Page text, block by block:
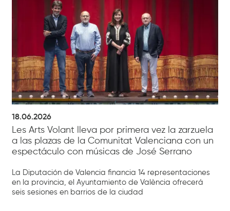
18.06.2026
Les Arts Volant lleva por primera vez la zarzuela
a las plazas de la Comunitat Valenciana con un
espectáculo con músicas de José Serrano
La Diputación de Valencia financia 14 representaciones
en la provincia, el Ayuntamiento de València ofrecerá
seis sesiones en barrios de la ciudad